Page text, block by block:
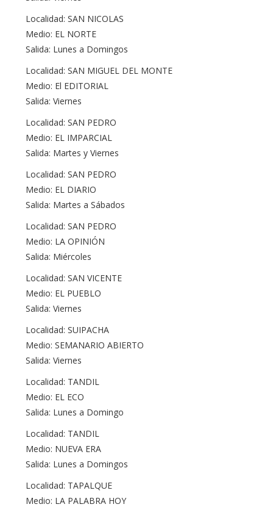
Localidad: SAN NICOLAS
Medio: EL NORTE
Salida: Lunes a Domingos
Localidad: SAN MIGUEL DEL MONTE
Medio: El EDITORIAL
Salida: Viernes
Localidad: SAN PEDRO
Medio: EL IMPARCIAL
Salida: Martes y Viernes
Localidad: SAN PEDRO
Medio: EL DIARIO
Salida: Martes a Sábados
Localidad: SAN PEDRO
Medio: LA OPINIÓN
Salida: Miércoles
Localidad: SAN VICENTE
Medio: EL PUEBLO
Salida: Viernes
Localidad: SUIPACHA
Medio: SEMANARIO ABIERTO
Salida: Viernes
Localidad: TANDIL
Medio: EL ECO
Salida: Lunes a Domingo
Localidad: TANDIL
Medio: NUEVA ERA
Salida: Lunes a Domingos
Localidad: TAPALQUE
Medio: LA PALABRA HOY